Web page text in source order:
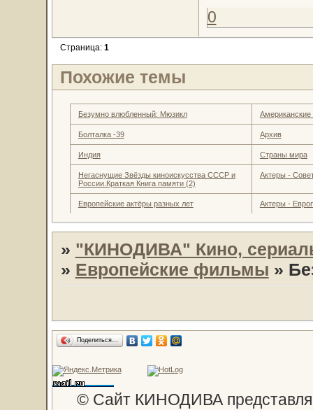
0
Страница: 1
Похожие темы
Безумно влюбленный: Мюзикл
Болталка -39 Архив
Индия Страны мира
Негаснущие Звёзды киноискусства СССР и
России.Краткая Книга памяти (2)
Актеры -
Европейские актёры разных лет Актеры -
» "КИНОДИВА" Кино,
» Европейские фильмы »
Поделиться…
© Сайт КИНОДИВА